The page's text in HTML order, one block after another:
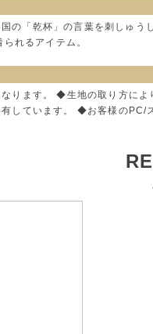
の「乾杯」の言葉を刺しゅう
れるアイテム。
ります。 ◆生地の取り方に
しています。 ◆お客様のPC/